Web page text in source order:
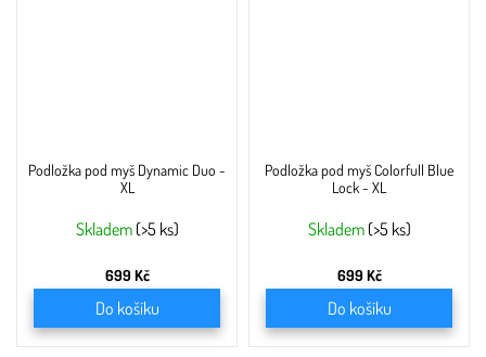
Podložka pod myš Dynamic Duo -
XL
Skladem (>5 ks)
699 Kč
Do košíku
Podložka pod myš Colorfull Blue
Lock - XL
Skladem (>5 ks)
699 Kč
Do košíku